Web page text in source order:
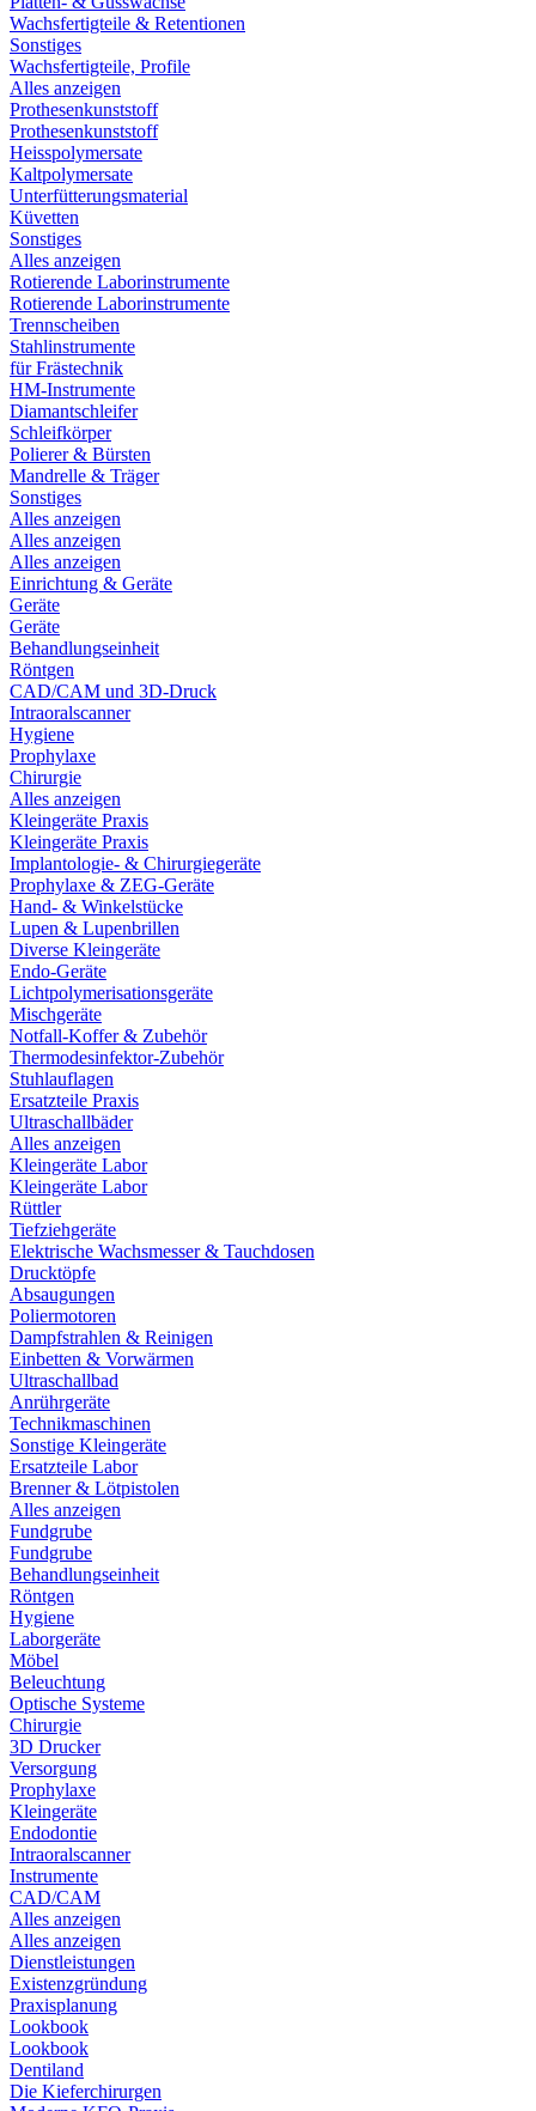
Wachsfertigteile & Retentionen
Sonstiges
Wachsfertigteile, Profile
Alles anzeigen
Prothesenkunststoff
Prothesenkunststoff
Heisspolymersate
Kaltpolymersate
Unterfütterungsmaterial
Küvetten
Sonstiges
Alles anzeigen
Rotierende Laborinstrumente
Rotierende Laborinstrumente
Trennscheiben
Stahlinstrumente
für Frästechnik
HM-Instrumente
Diamantschleifer
Schleifkörper
Polierer & Bürsten
Mandrelle & Träger
Sonstiges
Alles anzeigen
Alles anzeigen
Alles anzeigen
Einrichtung & Geräte
Geräte
Geräte
Behandlungseinheit
Röntgen
CAD/CAM und 3D-Druck
Intraoralscanner
Hygiene
Prophylaxe
Chirurgie
Alles anzeigen
Kleingeräte Praxis
Kleingeräte Praxis
Implantologie- & Chirurgiegeräte
Prophylaxe & ZEG-Geräte
Hand- & Winkelstücke
Lupen & Lupenbrillen
Diverse Kleingeräte
Endo-Geräte
Lichtpolymerisationsgeräte
Mischgeräte
Notfall-Koffer & Zubehör
Thermodesinfektor-Zubehör
Stuhlauflagen
Ersatzteile Praxis
Ultraschallbäder
Alles anzeigen
Kleingeräte Labor
Kleingeräte Labor
Rüttler
Tiefziehgeräte
Elektrische Wachsmesser & Tauchdosen
Drucktöpfe
Absaugungen
Poliermotoren
Dampfstrahlen & Reinigen
Einbetten & Vorwärmen
Ultraschallbad
Anrührgeräte
Technikmaschinen
Sonstige Kleingeräte
Ersatzteile Labor
Brenner & Lötpistolen
Alles anzeigen
Fundgrube
Fundgrube
Behandlungseinheit
Röntgen
Hygiene
Laborgeräte
Möbel
Beleuchtung
Optische Systeme
Chirurgie
3D Drucker
Versorgung
Prophylaxe
Kleingeräte
Endodontie
Intraoralscanner
Instrumente
CAD/CAM
Alles anzeigen
Alles anzeigen
Dienstleistungen
Existenzgründung
Praxisplanung
Lookbook
Lookbook
Dentiland
Die Kieferchirurgen